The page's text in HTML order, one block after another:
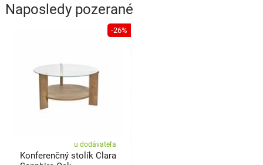
Naposledy pozerané
-26%
u dodávateľa
Konferenčný stolík Clara